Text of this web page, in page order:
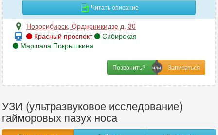
Читать описание
Новосибирск, Орджоникидзе д. 30
Красный проспект
Сибирская
Маршала Покрышкина
Позвонить?
УЗИ (ультразвуковое исследование)
гайморовых пазух носа